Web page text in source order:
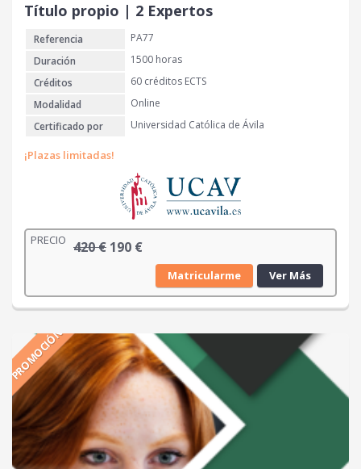
r
3
0
€
Título propio | 2 Expertos
Referencia
PA77
Duración
1500 horas
Créditos
60 créditos ECTS
Modalidad
Online
Certificado por
Universidad Católica de Ávila
¡Plazas limitadas!
PRECIO 420€ E
r
c
i
o
o
r
i
g
i
190 €E
r
i
o
c
u
a
Matricularme Ver Más
PROMOCIÓN